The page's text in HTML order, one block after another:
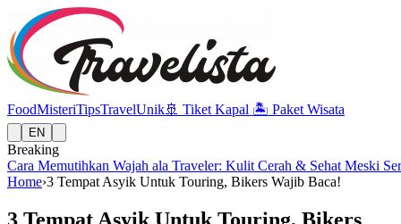
FoodMisteriTipsTravelUnik🚢 Tiket Kapal 🏝️ Paket Wisata
EN
Breaking
Cara Memutihkan Wajah ala Traveler: Kulit Cerah & Sehat Meski
Home›3 Tempat Asyik Untuk Touring, Bikers Wajib Baca!